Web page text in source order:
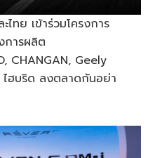
ทย เข้าร่วมโครงการ
การผลิต
CHANGAN, Geely
ฮบริด ลงตลาดกันอย่า